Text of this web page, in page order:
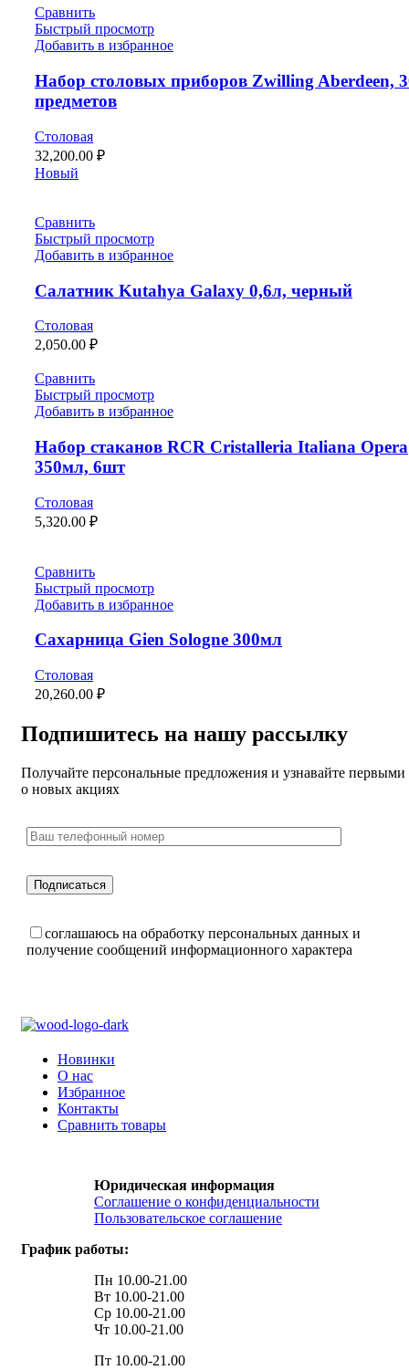
Сравнить
Быстрый просмотр
Добавить в избранное
Набор столовых приборов Zwilling Aberdeen,
предметов
Столовая
32,200.00 ₽
Новый
Сравнить
Быстрый просмотр
Добавить в избранное
Салатник Kutahya Galaxy 0,6л, черный
Столовая
2,050.00 ₽
Сравнить
Быстрый просмотр
Добавить в избранное
Набор стаканов RCR Cristalleria Italiana Opera
350мл, 6шт
Столовая
5,320.00 ₽
Сравнить
Быстрый просмотр
Добавить в избранное
Сахарница Gien Sologne 300мл
Столовая
20,260.00 ₽
Подпишитесь на нашу рассылку
Получайте персональные предложения и узнавайте первыми
о новых акциях
соглашаюсь на обработку персональных данных и
получение сообщений информационного характера
Новинки
О нас
Избранное
Контакты
Сравнить товары
Юридическая информация
Соглашение о конфиденциальности
Пользовательское соглашение
График работы:
Пн 10.00-21.00
Вт 10.00-21.00
Ср 10.00-21.00
Чт 10.00-21.00
Пт 10.00-21.00